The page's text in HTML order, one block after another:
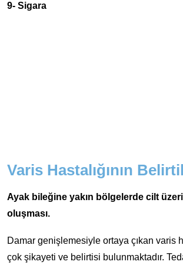
9- Sigara
Varis Hastalığının
Ayak bileğine yakın bölgelerde cilt
oluşması.
Damar genişlemesiyle ortaya çıkan varis
çok şikayeti ve belirtisi bulunmaktadır.